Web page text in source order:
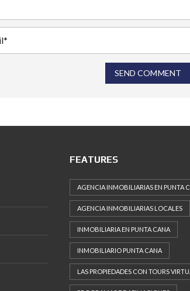
SEND COMMENT
FEATURES
AGENCIA INMOBILIARIAS EN PUNTA
AGENCIA INMOBILIARIAS LOCALES
INMOBILIARIA EN PUNTA CANA
INMOBILIARIO PUNTA CANA
LAS PROPIEDADES CON TOURS